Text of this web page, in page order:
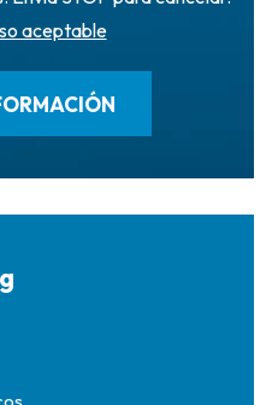
aceptable